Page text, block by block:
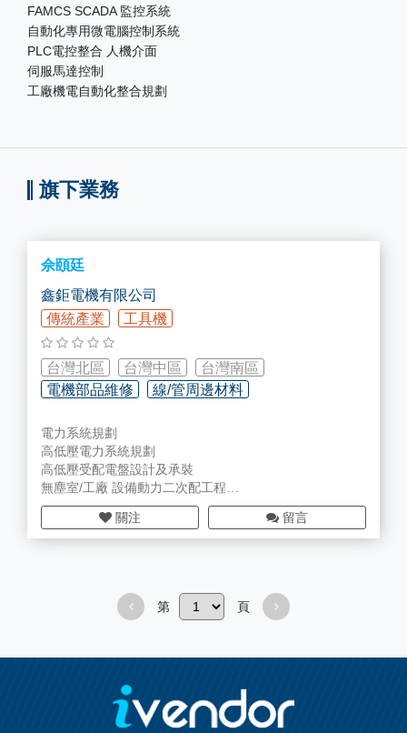
FAMCS SCADA 監控系統
自動化專用微電腦控制系統
PLC電控整合 人機介面
伺服馬達控制
工廠機電自動化整合規劃
旗下業務
佘頤廷
鑫鉅電機有限公司
傳統產業
工具機
台灣北區 台灣中區
台灣南區
電機部品維修
線/管周邊材料
廠務系統/管路配管工程
電力系統規劃
高低壓電力系統規劃
高低壓受配電盤設計及承裝
無塵室/工廠 設備動力二次配工程
工廠/大樓水電衛生工程
消防電力系統設備/警報工程 設計及承裝 產業自動控制
自動化專用微電腦控制系統
PLC電控整合 人機介面
關注 留言
第 頁